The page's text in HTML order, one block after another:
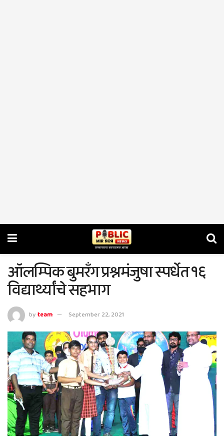
ऑलम्पिक बुमरँग प्रश्नमंजुषा स्पर्धेत १६
विद्यार्थ्यांचे सहभाग
byteam September 22, 2021